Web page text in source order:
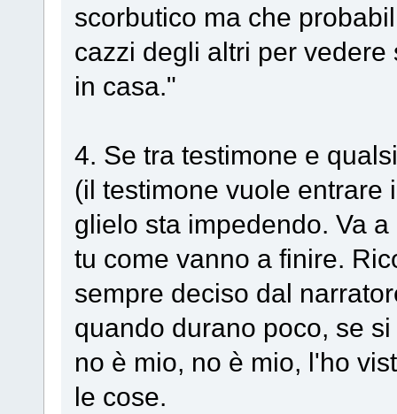
scorbutico ma che
cazzi degli altri per
in casa."
4. Se tra testimone e
(il testimone vuole entrare
glielo sta impedendo. Va
tu come vanno a finire.
sempre deciso dal
quando durano poco, se
no è mio, no è mio, l'ho
le cose.